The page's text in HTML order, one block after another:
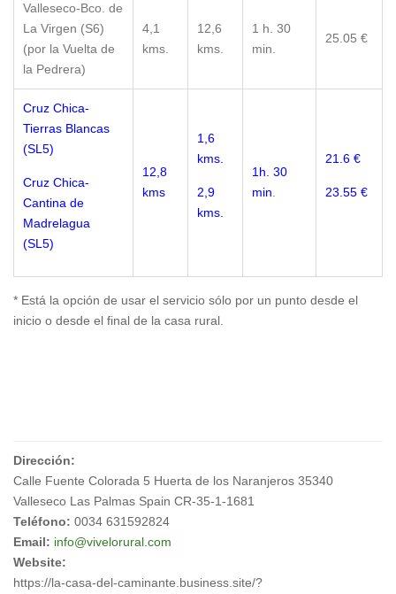
Valleseco-Bco. de
La Virgen (S6)
(por la Vuelta de
la Pedrera)
4,1
kms.
12,6
kms.
1 h. 30
min.
25.05 €
Cruz Chica-
Tierras Blancas
(SL5)
Cruz Chica-
Cantina de
Madrelagua
(SL5)
12,8
kms
1,6
kms.
2,9
kms.
1h. 30
min
21.6 €
23.55 €
* Está la opción de usar el servicio sólo por un punto desde el
inicio o desde el final de la casa rural.
Dirección:
Calle Fuente Colorada 5 Huerta de los Naranjeros 35340
Valleseco Las Palmas Spain CR-35-1-1681
Teléfono: 0034 631592824
Email: info@vivelorural.com
Website:
https://la-casa-del-caminante.business.site/?